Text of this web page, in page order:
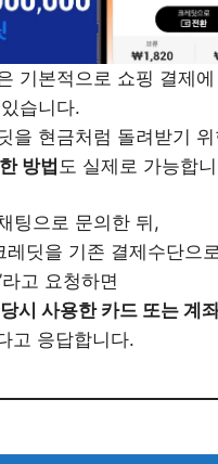
기본적으로 쇼핑 결제
습니다.
을 현금처럼 돌려받기
방법 도 실제로 가능합
팅으로 문의한 뒤,
레딧을 기존 결제수단으
고 요청하면
시 사용한 카드 또는 계
고 응답합니다.